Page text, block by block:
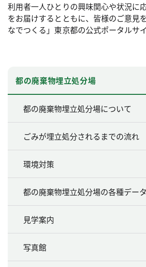
利用者一人ひとりの興味関心や状況に
をお届けするとともに、皆様のご意見
なでつくる」東京都の公式ポータルサイ
都の廃棄物埋立処分場
都の廃棄物埋立処分場について
ごみが埋立処分されるまでの流れ
環境対策
都の廃棄物埋立処分場の各種データ
見学案内
写真館